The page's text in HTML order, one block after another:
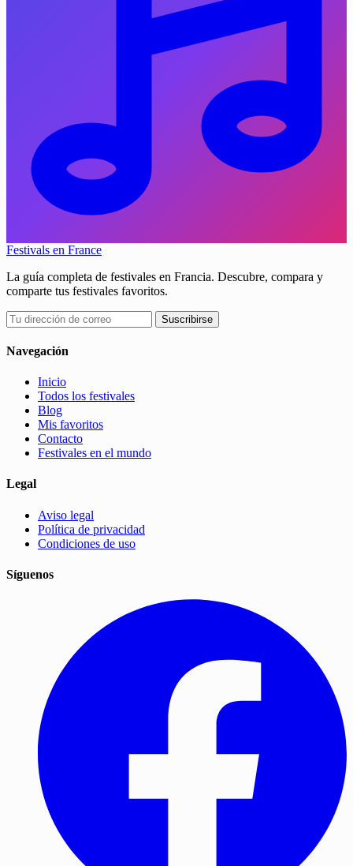
Festivals en France
La guía completa de festivales en Francia. Descubre, compara y
comparte tus festivales favoritos.
Suscribirse
Navegación
Inicio
Todos los festivales
Blog
Mis favoritos
Contacto
Festivales en el mundo
Legal
Aviso legal
Política de privacidad
Condiciones de uso
Síguenos